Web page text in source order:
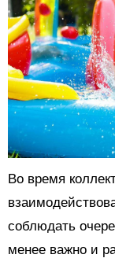
Во время
соблюдать
менее важно и